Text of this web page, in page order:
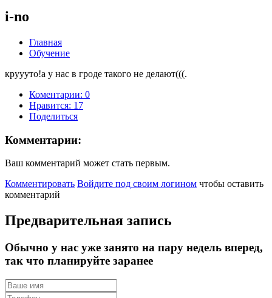
i-no
Главная
Обучение
круууто!а у нас в гроде такого не делают(((.
Коментарии: 0
Нравится: 17
Поделиться
Комментарии:
Ваш комментарий может стать первым.
Комментировать Войдите под своим логином чтобы оставить
комментарий
Предварительная запись
Обычно у нас уже занято на пару недель вперед,
так что планируйте заранее